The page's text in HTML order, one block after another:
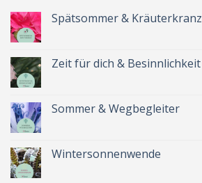
Spätsommer & Kräuterkranz
Spätsommer
&
Zeit für dich & Besinnlichkeit
Zeit
für
Sommer & Wegbegleiter
Sommer
&
Wintersonnenwende